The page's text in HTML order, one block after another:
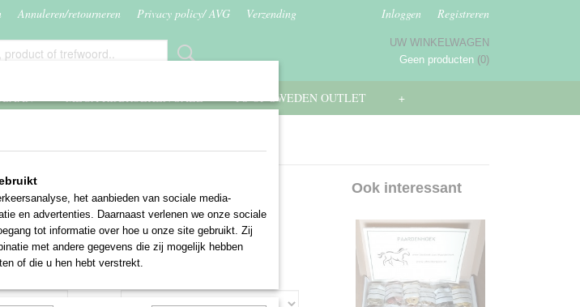
Annuleren/retourneren Privacy policy/ AVG Verzending Inloggen Registreren
UW WINKELWAGEN
Geen producten (0)
MEGA RIJBROEKEN SALE PS OF SWEDEN OUTLET +
natuur
puur natuur
21%)
Ook interessant
het aanbieden van sociale media-
en advertenties. Daarnaast verlenen we onze sociale
tot informatie over hoe u onze site gebruikt. Zij
met andere gegevens die zij mogelijk hebben
of die u hen hebt verstrekt.